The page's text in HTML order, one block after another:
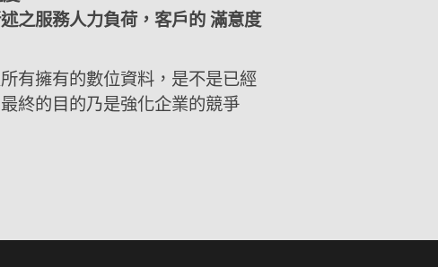
之服務人力負荷，客戶的 滿意度
有擁有的數位資料，是不是已經
終的目的乃是強化企業的競爭